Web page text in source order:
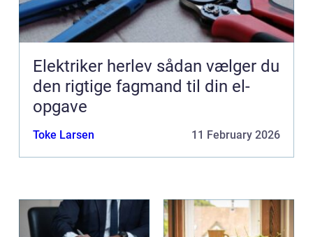
Elektriker herlev sådan vælger du
den rigtige fagmand til din el-
opgave
Toke Larsen 11 February 2026